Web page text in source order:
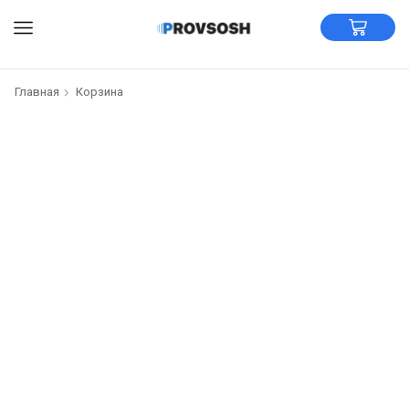
Главная Корзина